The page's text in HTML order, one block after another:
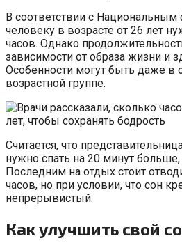
В соответствии с
человеку в возрасте от 26 лет
часов. Однако
зависимости от образа жизни и
Особенности могут быть даже в
возрастной группе.
Считается, что
нужно спать на 20 минут
Последним на отдых стоит
часов, но при условии, что сон
непрерывистый.
Как улучшить свой